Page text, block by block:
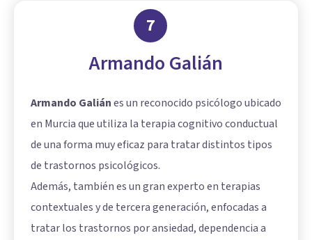
7
Armando Galián
Armando Galiánes un reconocido psicólogo ubicado
en Murcia que utiliza la terapia cognitivo conductual
de una forma muy eficaz para tratar distintos tipos
de trastornos psicológicos.
Además, también es un gran experto en terapias
contextuales y de tercera generación, enfocadas a
tratar los trastornos por ansiedad, dependencia a